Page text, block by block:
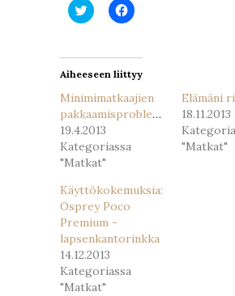
Jaa
Twitterissä(Avautuu
Jaa
Facebookissa(Avautuu
Aiheeseen liittyy
Minimimatkaajien
pakkaamisproblematiikkaa
19.4.2013
Kategoriassa
"Matkat"
Elämäni
18.11.2013
"Matkat"
Käyttökokemuksia:
Osprey Poco
Premium -
lapsenkantorinkka
14.12.2013
Kategoriassa
"Matkat"